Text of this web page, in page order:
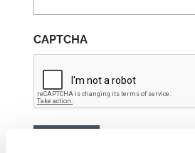
CAPTCHA